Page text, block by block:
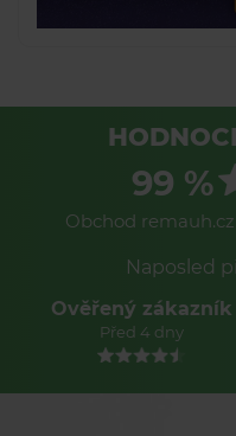
99 %
Obchod
Naposled
Ověřený zákazník
Před 4 dny